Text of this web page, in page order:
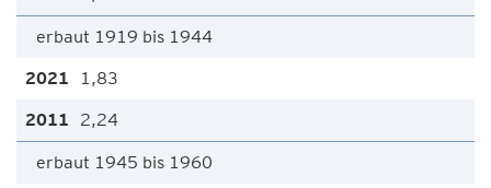
erbaut 1919 bis 1944
1,83
2,24
erbaut 1945 bis 1960